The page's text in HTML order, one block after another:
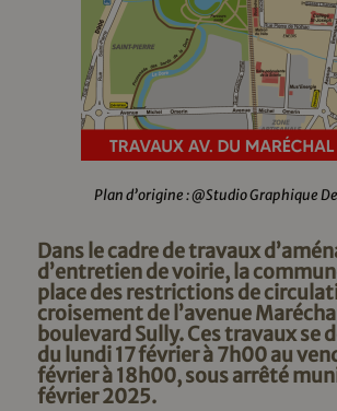
Plan d’origine : @Studio Graphique
Dans le cadre de travaux
d’entretien de voirie, la
place des restrictions de
croisement de l’avenue
boulevard Sully. Ces travaux se
du lundi 17 février à 7h00 au
février à 18h00, sous arrêté
février 2025.